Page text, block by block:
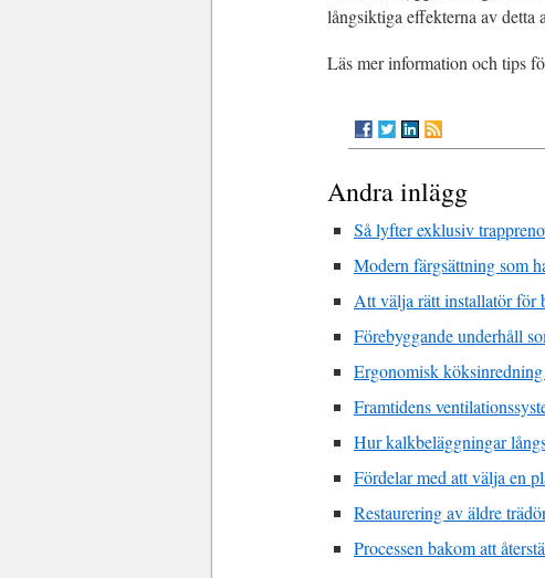
långsiktiga effekterna av detta
Läs mer information och tips
Andra inlägg
Så lyfter exklusiv
Modern färgsättning som
Att välja rätt installatör för
Förebyggande underhåll
Ergonomisk
Framtidens
Hur kalkbeläggningar
Fördelar med att välja en
Restaurering av äldre
Processen bakom att